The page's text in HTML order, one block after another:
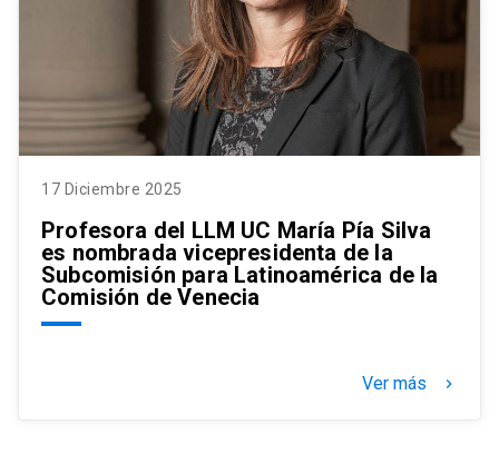
17 Diciembre 2025
Profesora del LLM UC María Pía Silva
es nombrada vicepresidenta de la
Subcomisión para Latinoamérica de la
Comisión de Venecia
Ver más keyboard_arrow_right